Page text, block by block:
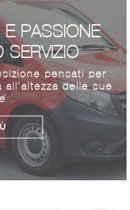
E PASSIONE
SERVIZIO
pensati per
delle sue